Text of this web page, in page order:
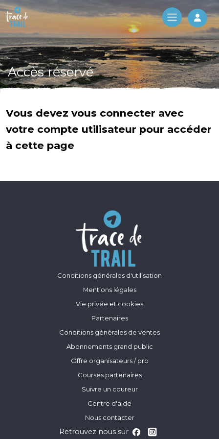
Log
Accès réservé
Vous devez vous connecter avec
votre compte utilisateur pour accéder
à cette page
Conditions générales d'utilisation
Mentions légales
Vie privée et cookies
Partenaires
Conditions générales de ventes
Abonnements grand public
Offre organisateurs / pro
Courses partenaires
Suivre un coureur
Centre d'aide
Nous contacter
Retrouvez nous sur